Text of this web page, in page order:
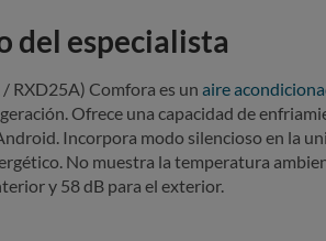
del especialista
RXD25A) Comfora es un aire
Ofrece una capacidad de
Incorpora modo silencioso en la
No muestra la temperatura
y 58 dB para el exterior.